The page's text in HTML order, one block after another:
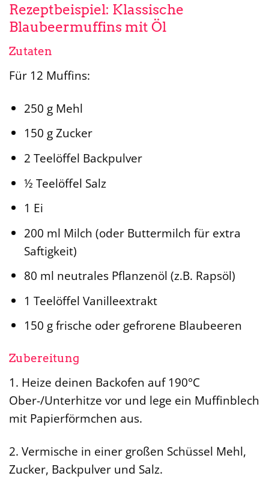
Rezeptbeispiel: Klassische
Blaubeermuffins mit Öl
Zutaten
Für 12 Muffins:
250 g Mehl
150 g Zucker
2 Teelöffel Backpulver
½ Teelöffel Salz
1 Ei
200 ml Milch (oder Buttermilch für extra
Saftigkeit)
80 ml neutrales Pflanzenöl (z.B. Rapsöl)
1 Teelöffel Vanilleextrakt
150 g frische oder gefrorene Blaubeeren
Zubereitung
1. Heize deinen Backofen auf 190°C
Ober-/Unterhitze vor und lege ein Muffinblech
mit Papierförmchen aus.
2. Vermische in einer großen Schüssel Mehl,
Zucker, Backpulver und Salz.